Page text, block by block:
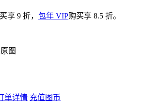
享 9 折， 包年 VIP购买享 8.5 折。
图
单详情 充值图币